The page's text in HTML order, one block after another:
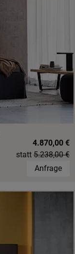
4.870,00 €
statt 5.238,00 €
Anfrage